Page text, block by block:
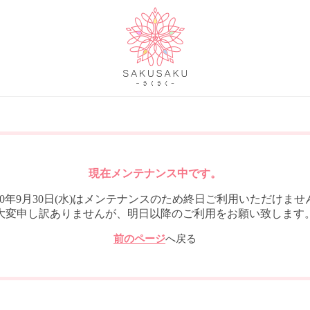
現在メンテナンス中です。
年9月30日(水)はメンテナンスのため終日ご利用いただけませ
変申し訳ありませんが、明日以降のご利用をお願い致します
前のページへ戻る